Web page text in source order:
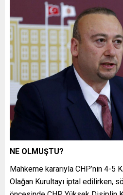
NE OLMUŞTU?
Mahkeme kararıyla CHP’nin 4-5
Olağan Kurultayı iptal edilirken,